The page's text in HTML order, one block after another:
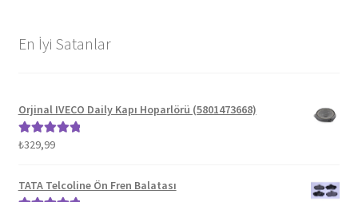
En İyi Satanlar
Orjinal IVECO Daily Kapı Hoparlörü (5801473668)
5 üzerinden
₺329,99
TATA Telcoline Ön Fren Balatası